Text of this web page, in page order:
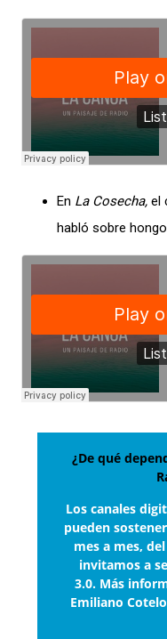
En La Cosecha, el
habló sobre
¿De qué
Los canales
pueden
mes a mes,
invitamos a
3.0. Más
Emiliano